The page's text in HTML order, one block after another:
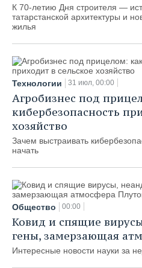
К 70-летию Дня строителя —
татарстанской архитектуры и
жилья
Технологии 31 июл, 00:00
Агробизнес под
кибербезопасность
хозяйство
Зачем выстраивать
начать
Общество 00:00
Ковид и спящие
гены, замерзающая
Интересные новости науки за